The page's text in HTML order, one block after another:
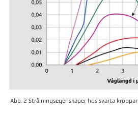
Abb. 2 Strålningsegenskaper hos svarta kroppar